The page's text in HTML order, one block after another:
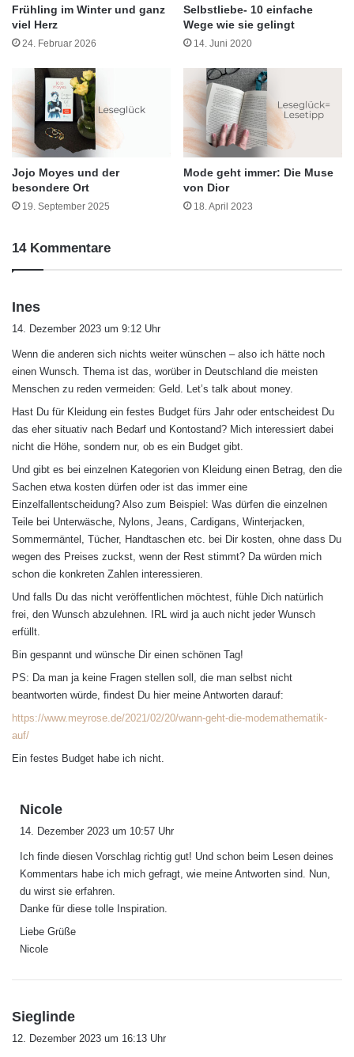
Frühling im Winter und ganz
viel Herz
24. Februar 2026
Selbstliebe- 10 einfache
Wege wie sie gelingt
14. Juni 2020
Jojo Moyes und der
besondere Ort
19. September 2025
Mode geht immer: Die Muse
von Dior
18. April 2023
14 Kommentare
Ines
t
:
14. Dezember 2023 um 9:12 Uhr
Wenn die anderen sich nichts weiter wünschen – also ich hätte noch
einen Wunsch. Thema ist das, worüber in Deutschland die meisten
Menschen zu reden vermeiden: Geld. Let’s talk about money.
Hast Du für Kleidung ein festes Budget fürs Jahr oder entscheidest Du
das eher situativ nach Bedarf und Kontostand? Mich interessiert dabei
nicht die Höhe, sondern nur, ob es ein Budget gibt.
Und gibt es bei einzelnen Kategorien von Kleidung einen Betrag, den die
Sachen etwa kosten dürfen oder ist das immer eine
Einzelfallentscheidung? Also zum Beispiel: Was dürfen die einzelnen
Teile bei Unterwäsche, Nylons, Jeans, Cardigans, Winterjacken,
Sommermäntel, Tücher, Handtaschen etc. bei Dir kosten, ohne dass Du
wegen des Preises zuckst, wenn der Rest stimmt? Da würden mich
schon die konkreten Zahlen interessieren.
Und falls Du das nicht veröffentlichen möchtest, fühle Dich natürlich
frei, den Wunsch abzulehnen. IRL wird ja auch nicht jeder Wunsch
erfüllt.
Bin gespannt und wünsche Dir einen schönen Tag!
PS: Da man ja keine Fragen stellen soll, die man selbst nicht
beantworten würde, findest Du hier meine Antworten darauf:
https://www.meyrose.de/2021/02/20/wann-geht-die-modemathematik-
auf/
Ein festes Budget habe ich nicht.
Nicole
t
:
14. Dezember 2023 um 10:57 Uhr
Ich finde diesen Vorschlag richtig gut! Und schon beim Lesen deines
Kommentars habe ich mich gefragt, wie meine Antworten sind. Nun,
du wirst sie erfahren.
Danke für diese tolle Inspiration.
Liebe Grüße
Nicole
Sieglinde
a
12. Dezember 2023 um 16:13 Uhr